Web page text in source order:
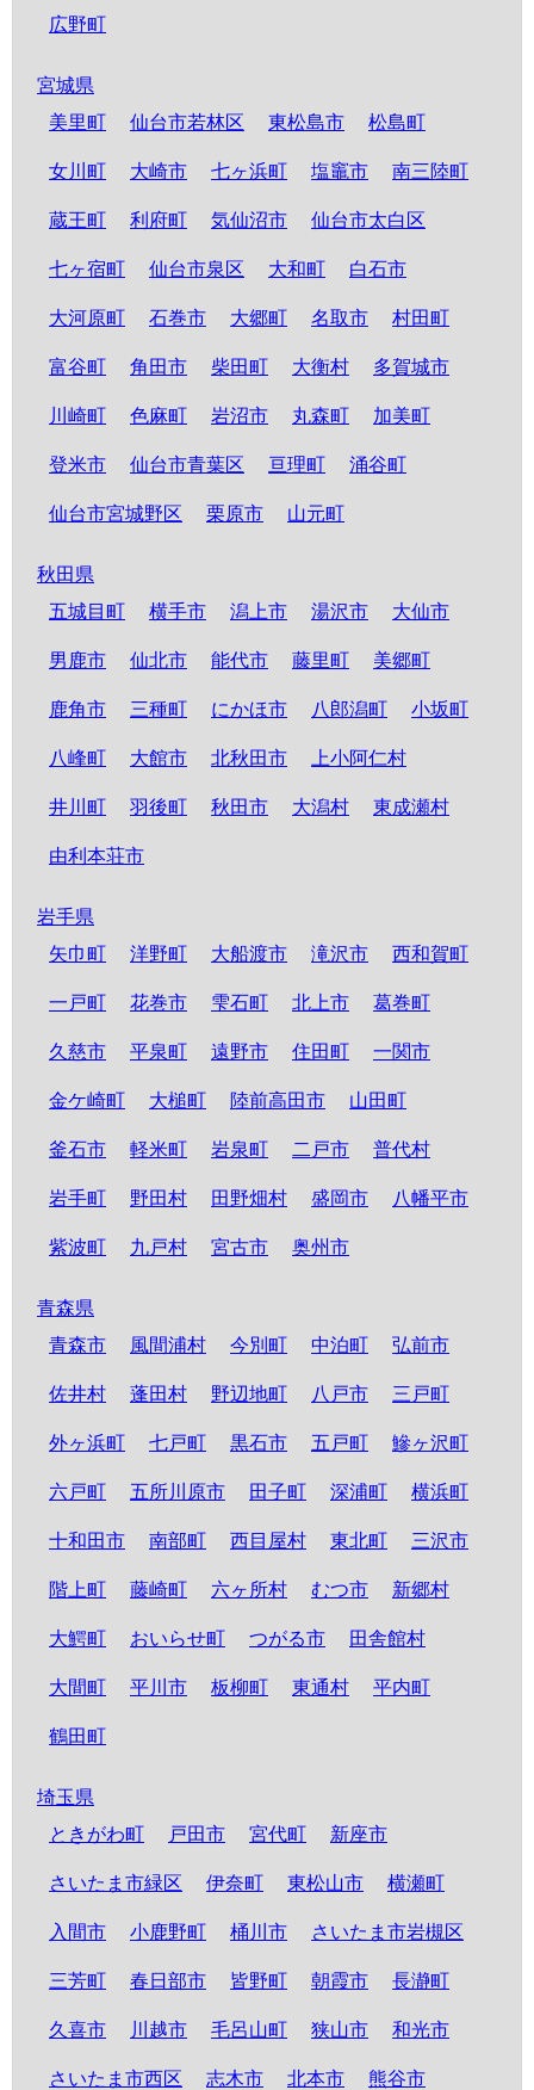
広野町
宮城県
美里町
仙台市若林区 東松島市 松島町
女川町 大崎市 七ヶ浜町 塩竈市 南三陸町
蔵王町 利府町 気仙沼市 仙台市太白区
七ヶ宿町 仙台市泉区 大和町 白石市
大河原町 石巻市 大郷町 名取市 村田町
富谷町 角田市 柴田町 大衡村 多賀城市
川崎町 色麻町 岩沼市 丸森町 加美町
登米市 仙台市青葉区 亘理町 涌谷町
仙台市宮城野区 栗原市 山元町
秋田県
五城目町
横手市 潟上市 湯沢市 大仙市
男鹿市 仙北市 能代市 藤里町 美郷町
鹿角市 三種町 にかほ市 八郎潟町 小坂町
八峰町 大館市 北秋田市 上小阿仁村
井川町 羽後町 秋田市 大潟村 東成瀬村
由利本荘市
岩手県
矢巾町
洋野町 大船渡市 滝沢市 西和賀町
一戸町 花巻市 雫石町 北上市 葛巻町
久慈市 平泉町 遠野市 住田町 一関市
金ケ崎町 大槌町 陸前高田市 山田町
釜石市 軽米町 岩泉町 二戸市 普代村
岩手町 野田村 田野畑村 盛岡市 八幡平市
紫波町 九戸村 宮古市 奥州市
青森県
青森市
風間浦村 今別町 中泊町 弘前市
佐井村 蓬田村 野辺地町 八戸市 三戸町
外ヶ浜町 七戸町 黒石市 五戸町 鰺ヶ沢町
六戸町 五所川原市 田子町 深浦町 横浜町
十和田市 南部町 西目屋村 東北町 三沢市
階上町 藤崎町 六ヶ所村 むつ市 新郷村
大鰐町 おいらせ町 つがる市 田舎館村
大間町 平川市 板柳町 東通村 平内町
鶴田町
埼玉県
ときがわ町
戸田市 宮代町 新座市
さいたま市緑区 伊奈町 東松山市 横瀬町
入間市 小鹿野町 桶川市 さいたま市岩槻区
三芳町 春日部市 皆野町 朝霞市 長瀞町
久喜市 川越市 毛呂山町 狭山市 和光市
さいたま市西区 志木市 北本市 熊谷市